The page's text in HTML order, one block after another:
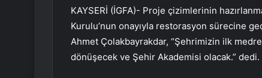
KAYSERİ (İGFA)- Proje çizimlerinin
Kurulu’nun onayıyla restorasyon sürecine
Ahmet Çolakbayrakdar, “Şehrimizin ilk
dönüşecek ve Şehir Akademisi olacak.” dedi.